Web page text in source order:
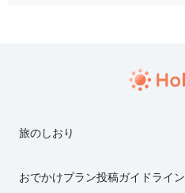
旅のしおり
おでかけプラン投稿ガイドライン